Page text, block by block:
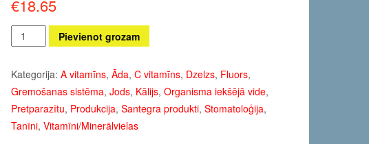
€18.65
Black
Walnut
(100)
daudzums
Pievienot grozam
Kategorija: A vitamīns, Āda, C vitamīns, Dzelzs, Fluors,
Gremošanas sistēma, Jods, Kālijs, Organisma iekšējā vide,
Pretparazītu, Produkcija, Santegra produkti, Stomatoloģija,
Tanīni, Vitamīni/Minerālvielas